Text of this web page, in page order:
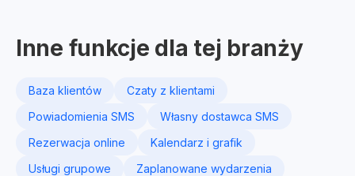
Inne funkcje dla tej branży
Baza klientów
Czaty z klientami
Powiadomienia SMS
Własny dostawca SMS
Rezerwacja online
Kalendarz i grafik
Usługi grupowe
Zaplanowane wydarzenia